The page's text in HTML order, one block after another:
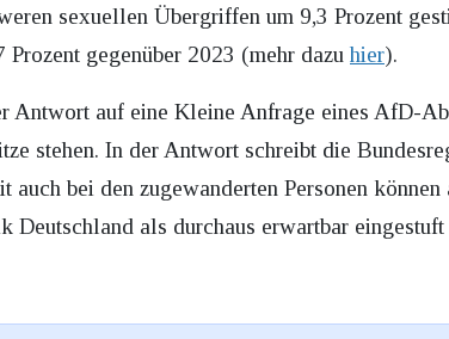
sexuellen Übergriffen um 9,3 Prozent
Prozent gegenüber 2023 (mehr dazuhier).
auf eine Kleine Anfrage eines AfD-
stehen. In der Antwort schreibt die
auch bei den zugewanderten Personen
Deutschland als durchaus erwartbar